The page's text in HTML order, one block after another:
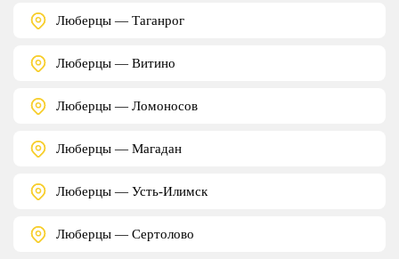
Люберцы — Таганрог
Люберцы — Витино
Люберцы — Ломоносов
Люберцы — Магадан
Люберцы — Усть-Илимск
Люберцы — Сертолово